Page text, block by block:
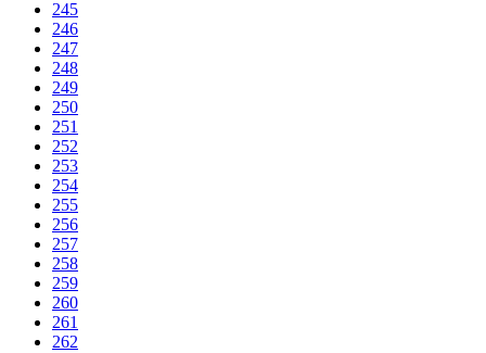
245
246
247
248
249
250
251
252
253
254
255
256
257
258
259
260
261
262